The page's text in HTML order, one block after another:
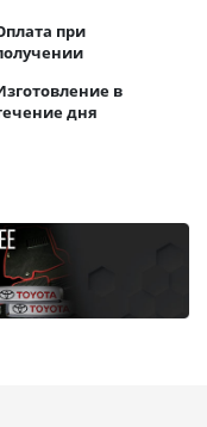
при
в
дня